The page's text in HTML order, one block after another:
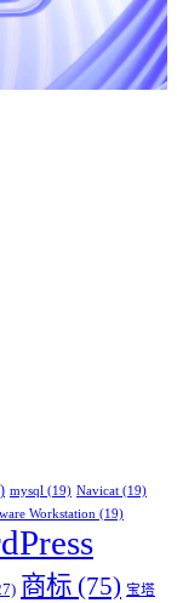
mysql (19) Navicat (19)
Workstation (19)
商标 (75) 宝塔